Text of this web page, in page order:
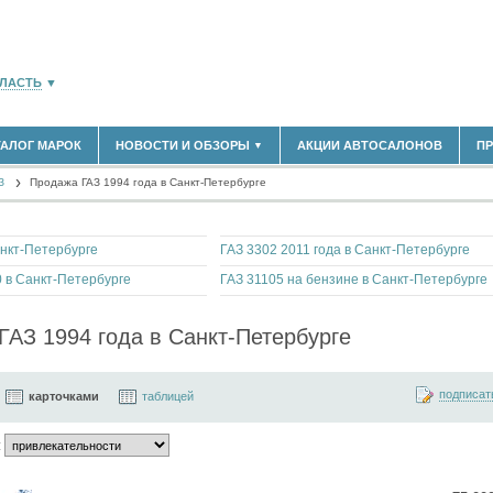
▼
МАРОК НОВОСТИ И ОБЗОРЫ ▼
НОВОСТИ РЫНКА
МАТЕРИАЛЫ ПАРТНЕРОВ
ВЫСТАВКИ И АВТОСАЛОНЫ
АКЦИИ АВТОСАЛОНОВ
Продажа ГАЗ 1994 года в Санкт-Петербурге
Петербурге
ГАЗ 3302 2011 года в Санкт-Петербурге
Санкт-Петербурге
ГАЗ 31105 на бензине в Санкт-Петербурге
1994 года в Санкт-Петербурге
карточками таблицей